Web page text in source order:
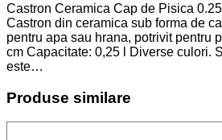
Castron Ceramica Cap de Pisica
Castron din ceramica sub forma de
pentru apa sau hrana, potrivit pentru
cm Capacitate: 0,25 l Diverse culori.
este…
Produse similare